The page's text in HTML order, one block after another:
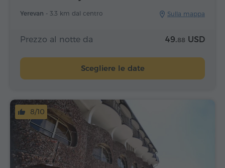
Yerevan - 3.3 km dal centro Sulla mappa
Prezzo al notte da 49.88 USD
Scegliere le date
8/10